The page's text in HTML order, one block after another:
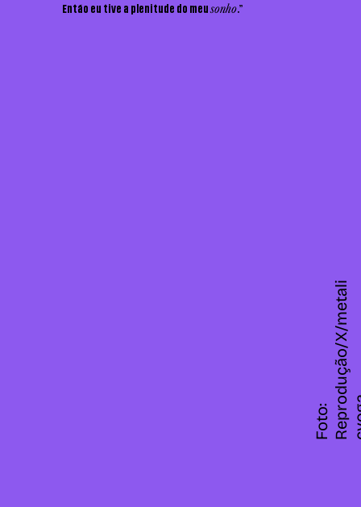
Então eu tive a plenitude do meusonho.”
F
o
t
o
:
R
e
p
r
d
u
ç
ã
o
/
X
/
m
e
t
a
li
c
v
o
g